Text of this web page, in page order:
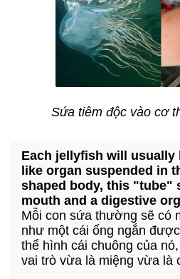
Sứa tiêm độc vào cơ
Each jellyfish will usually
like organ suspended in
shaped body, this "tube"
mouth and a digestive
Mỗi con sứa thường sẽ có
như một cái ống ngắn
thể hình cái chuông của nó,
vai trò vừa là miệng vừa là